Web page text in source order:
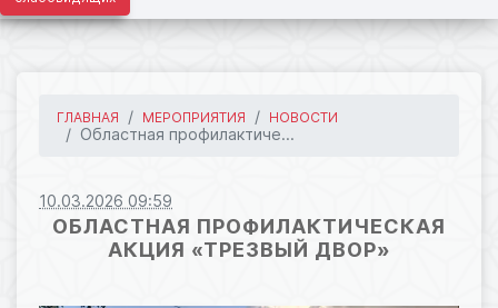
ГЛАВНАЯ МЕРОПРИЯТИЯ НОВОСТИ
Областная профилактиче...
10.03.2026 09:59
ОБЛАСТНАЯ ПРОФИЛАКТИЧЕСКАЯ
АКЦИЯ «ТРЕЗВЫЙ ДВОР»